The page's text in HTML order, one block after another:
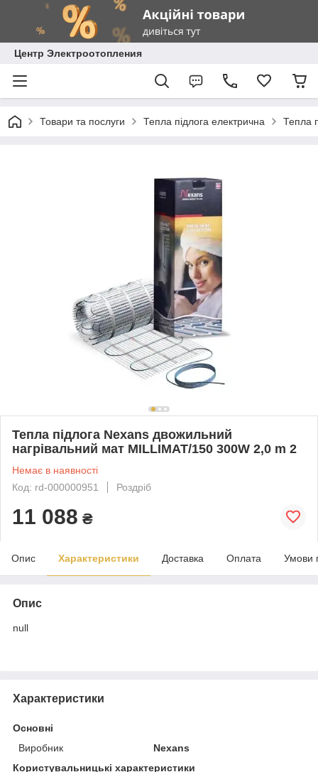
Центр Электроотопления
Товари та послуги Тепла підлога електрична Тепла
Тепла підлога Nexans двожильний
нагрівальний мат MILLIMAT/150 300W 2,0 m 2
Немає в наявності
Код: rd-000000951
Роздріб
11 088 ₴
Опис Характеристики Доставка Оплата Умови
Опис
null
Характеристики
Основні
Виробник
Nexans
Користувальницькі характеристики